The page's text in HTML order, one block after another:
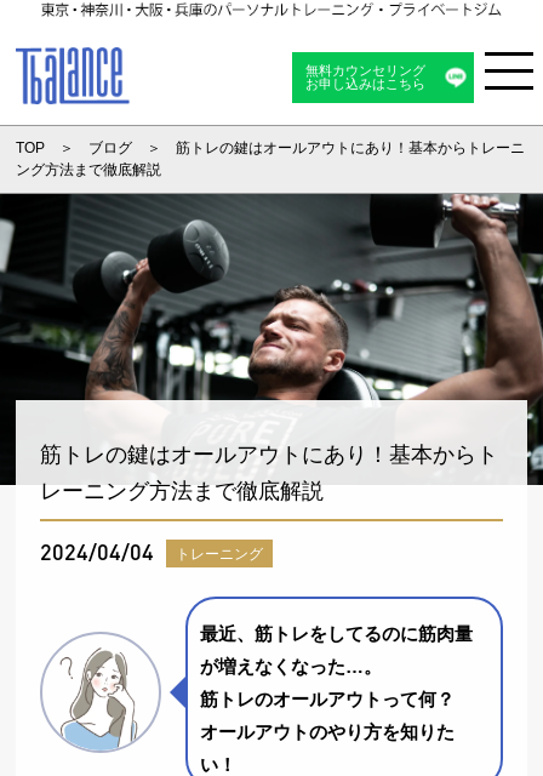
無料カウンセリング
お申し込みはこちら
TOP ブログ
筋トレの鍵はオールアウトにあり！基本からトレーニ
ング方法まで徹底解説
筋トレの鍵はオールアウトにあり！基本からト
レーニング方法まで徹底解説
2024/04/04 トレーニング
最近、筋トレをしてるのに筋肉量
が増えなくなった…。
筋トレのオールアウトって何？
オールアウトのやり方を知りた
い！